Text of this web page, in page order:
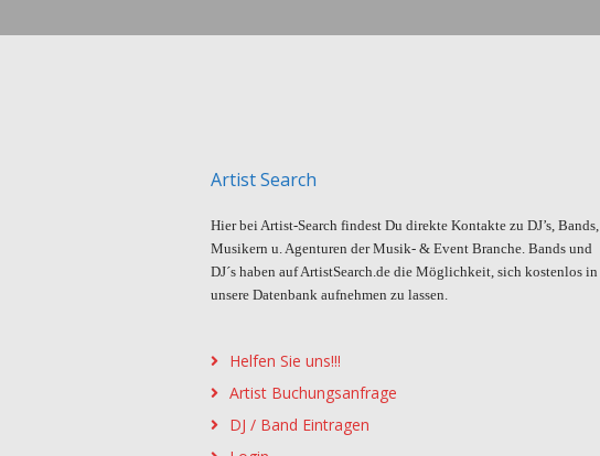
Artist Search
Hier bei Artist-Search findest Du direkte Kontakte zu DJ’s, Bands,
Musikern u. Agenturen der Musik- & Event Branche. Bands und
DJ´s haben auf ArtistSearch.de die Möglichkeit, sich kostenlos in
unsere Datenbank aufnehmen zu lassen.
Helfen Sie uns!!!
Artist Buchungsanfrage
DJ / Band Eintragen